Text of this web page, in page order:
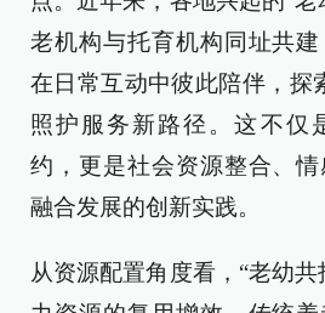
老机构与托育机构同址共建
在日常互动中彼此陪伴，探
照护服务新路径。这不仅
约，更是社会资源整合、
融合发展的创新实践。
从资源配置角度看，“老幼共